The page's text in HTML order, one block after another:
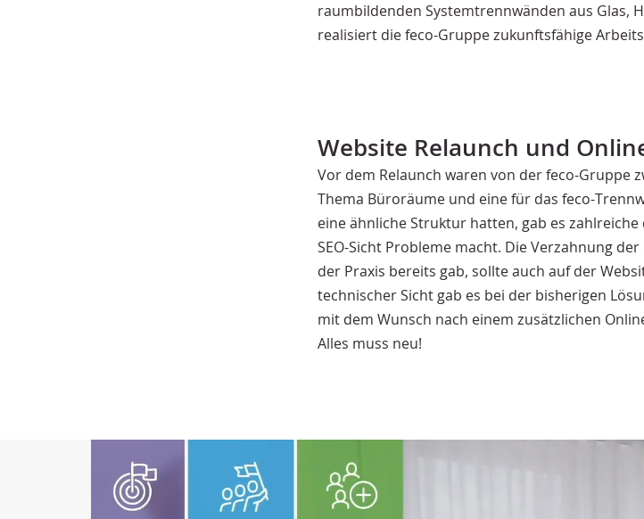
raumbildenden Systemtrennwänden aus Glas,
realisiert die feco-Gruppe zukunftsfähige
Website Relaunch und
Vor dem Relaunch waren von der feco-Gruppe
Thema Büroräume und eine für das feco-
eine ähnliche Struktur hatten, gab es
SEO-Sicht Probleme macht. Die Verzahnung
der Praxis bereits gab, sollte auch auf der
technischer Sicht gab es bei der bisherigen
mit dem Wunsch nach einem zusätzlichen
Alles muss neu!